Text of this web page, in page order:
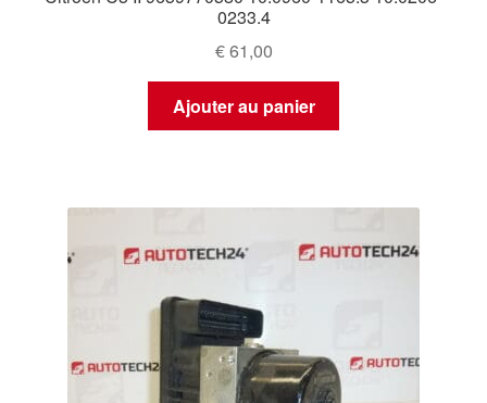
0233.4
€61,00
Ajouter au panier